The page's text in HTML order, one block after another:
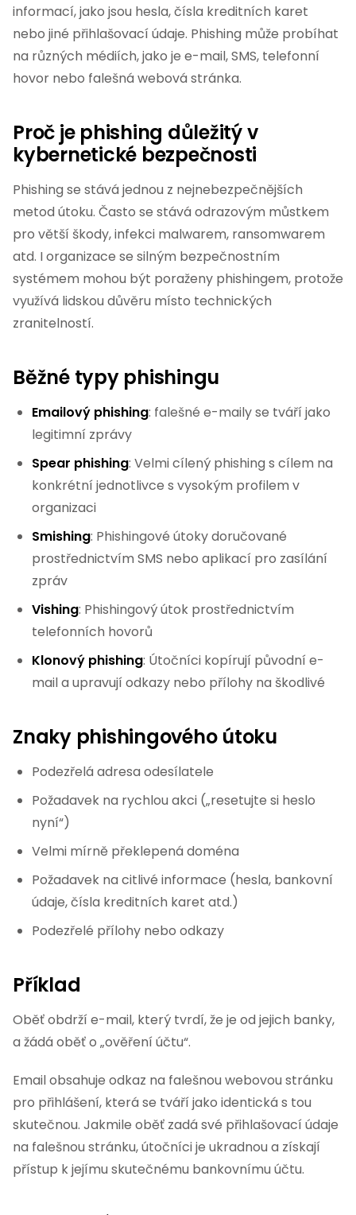
informací, jako jsou hesla, čísla kreditních karet
nebo jiné přihlašovací údaje. Phishing může probíhat
na různých médiích, jako je e-mail, SMS, telefonní
hovor nebo falešná webová stránka.
Proč je phishing důležitý v
kybernetické bezpečnosti
Phishing se stává jednou z nejnebezpečnějších
metod útoku. Často se stává odrazovým můstkem
pro větší škody, infekci malwarem, ransomwarem
atd. I organizace se silným bezpečnostním
systémem mohou být poraženy phishingem, protože
využívá lidskou důvěru místo technických
zranitelností.
Běžné typy phishingu
Emailový phishing: falešné e-maily se tváří jako
legitimní zprávy
Spear phishing: Velmi cílený phishing s cílem na
konkrétní jednotlivce s vysokým profilem v
organizaci
Smishing: Phishingové útoky doručované
prostřednictvím SMS nebo aplikací pro zasílání
zpráv
Vishing: Phishingový útok prostřednictvím
telefonních hovorů
Klonový phishing: Útočníci kopírují původní e-
mail a upravují odkazy nebo přílohy na škodlivé
Znaky phishingového útoku
Podezřelá adresa odesílatele
Požadavek na rychlou akci („resetujte si heslo
nyní“)
Velmi mírně překlepená doména
Požadavek na citlivé informace (hesla, bankovní
údaje, čísla kreditních karet atd.)
Podezřelé přílohy nebo odkazy
Příklad
Oběť obdrží e-mail, který tvrdí, že je od jejich banky,
a žádá oběť o „ověření účtu“.
Email obsahuje odkaz na falešnou webovou stránku
pro přihlášení, která se tváří jako identická s tou
skutečnou. Jakmile oběť zadá své přihlašovací údaje
na falešnou stránku, útočníci je ukradnou a získají
přístup k jejímu skutečnému bankovnímu účtu.